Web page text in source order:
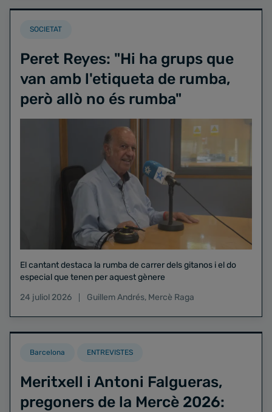
SOCIETAT
Peret Reyes: "Hi ha grups que
van amb l'etiqueta de rumba,
però allò no és rumba"
El cantant destaca la rumba de carrer dels gitanos i el do
especial que tenen per aquest gènere
24 juliol 2026
Guillem Andrés, Mercè Raga
Barcelona ENTREVISTES
Meritxell i Antoni Falgueras,
pregoners de la Mercè 2026: